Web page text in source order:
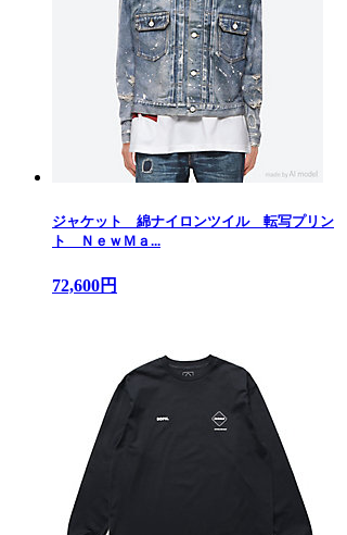
ジャケット 綿ナイロンツイル 転写プリン
ト ＮｅｗＭａ...
72,600円